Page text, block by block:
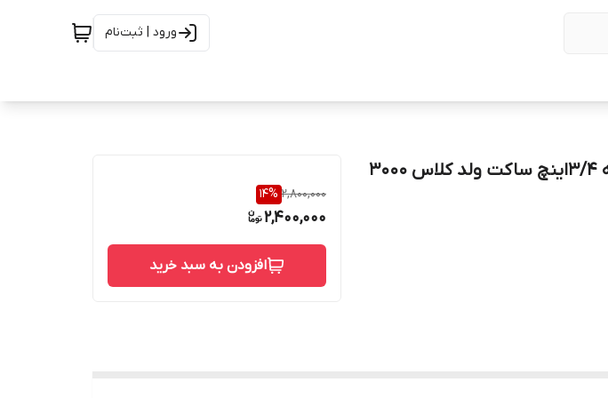
ورود | ثبت‌نام
زانو استلنس استیل 90 درجه 3/4اینچ ساکت ولد کلاس 3000
2,800,000
14%
2,400,000
افزودن به سبد خرید